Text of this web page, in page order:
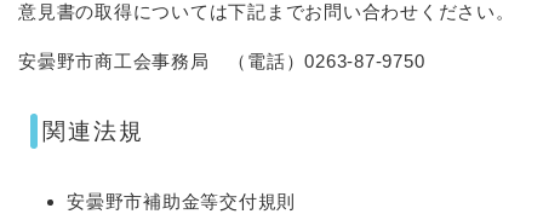
意見書の取得については下記までお問い合わせください。
安曇野市商工会事務局 （電話）0263-87-9750
関連法規
安曇野市補助金等交付規則